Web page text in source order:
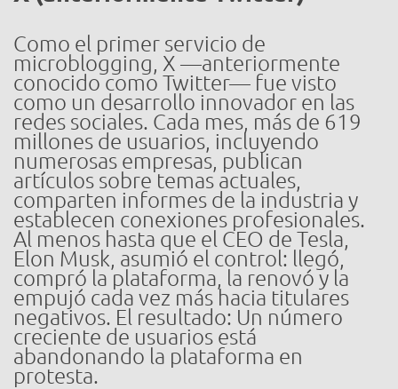
Como el primer servicio de
microblogging, X —anteriormente
conocido como Twitter— fue visto
como un desarrollo innovador en las
redes sociales. Cada mes, más de 619
millones de usuarios, incluyendo
numerosas empresas, publican
artículos sobre temas actuales,
comparten informes de la industria y
establecen conexiones profesionales.
Al menos hasta que el CEO de Tesla,
Elon Musk, asumió el control: llegó,
compró la plataforma, la renovó y la
empujó cada vez más hacia titulares
negativos. El resultado: Un número
creciente de usuarios está
abandonando la plataforma en
protesta.